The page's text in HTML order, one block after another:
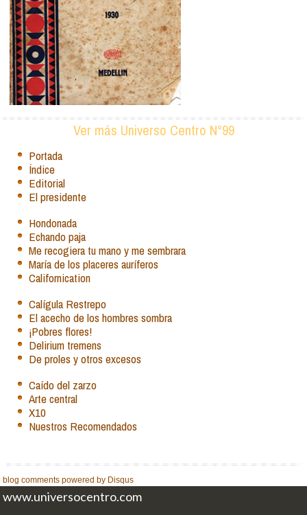
Ver más Universo Centro N°99
Portada
Índice
Editorial
El presidente
Hondonada
Echando paja
Me recogiera tu mano y me sembrara
María de los placeres auríferos
Californication
Calígula Restrepo
El acecho de los hombres sombra
¡Pobres flores!
Delirium tremens
De proles y otros excesos
Caído del zarzo
Arte central
X10
Nuestros Recomendados
blog comments powered by Disqus
www.universocentro.com